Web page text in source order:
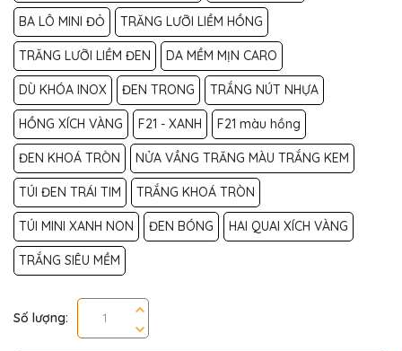
BA LÔ MINI ĐỎ TRĂNG LƯỠI LIỀM HỒNG
TRĂNG LƯỠI LIỀM ĐEN DA MỀM MỊN CARO
DÙ KHÓA INOX ĐEN TRONG TRẮNG NÚT NHỰA
HỒNG XÍCH VÀNG F21 - XANH F21 màu hồng
ĐEN KHOÁ TRÒN NỬA VẦNG TRĂNG MÀU TRẮNG KEM
TÚI ĐEN TRÁI TIM TRẮNG KHOÁ TRÒN
TÚI MINI XANH NON ĐEN BÓNG HAI QUAI XÍCH VÀNG
TRẮNG SIÊU MỀM
Số lượng: